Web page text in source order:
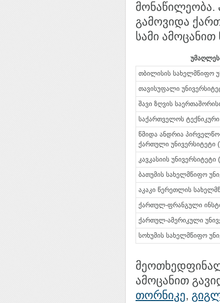
მონაწილეობა.
გამოვიდა
სამი
თბილისის სახელმწიფო
თავისუფალი
შავი ზღვის
საქართველოს ტექნიკური
წმიდა ანდრია
ქართული უნივერსიტეტი
კავკასიის უნივერსიტეტი
ბათუმის სახელმწიფო
აკაკი წერეთლის
ქართულ-ფრანგული
ქართულ-ამერიკული
სოხუმის სახელმწიფო
ამოცანით
თორნიკე,